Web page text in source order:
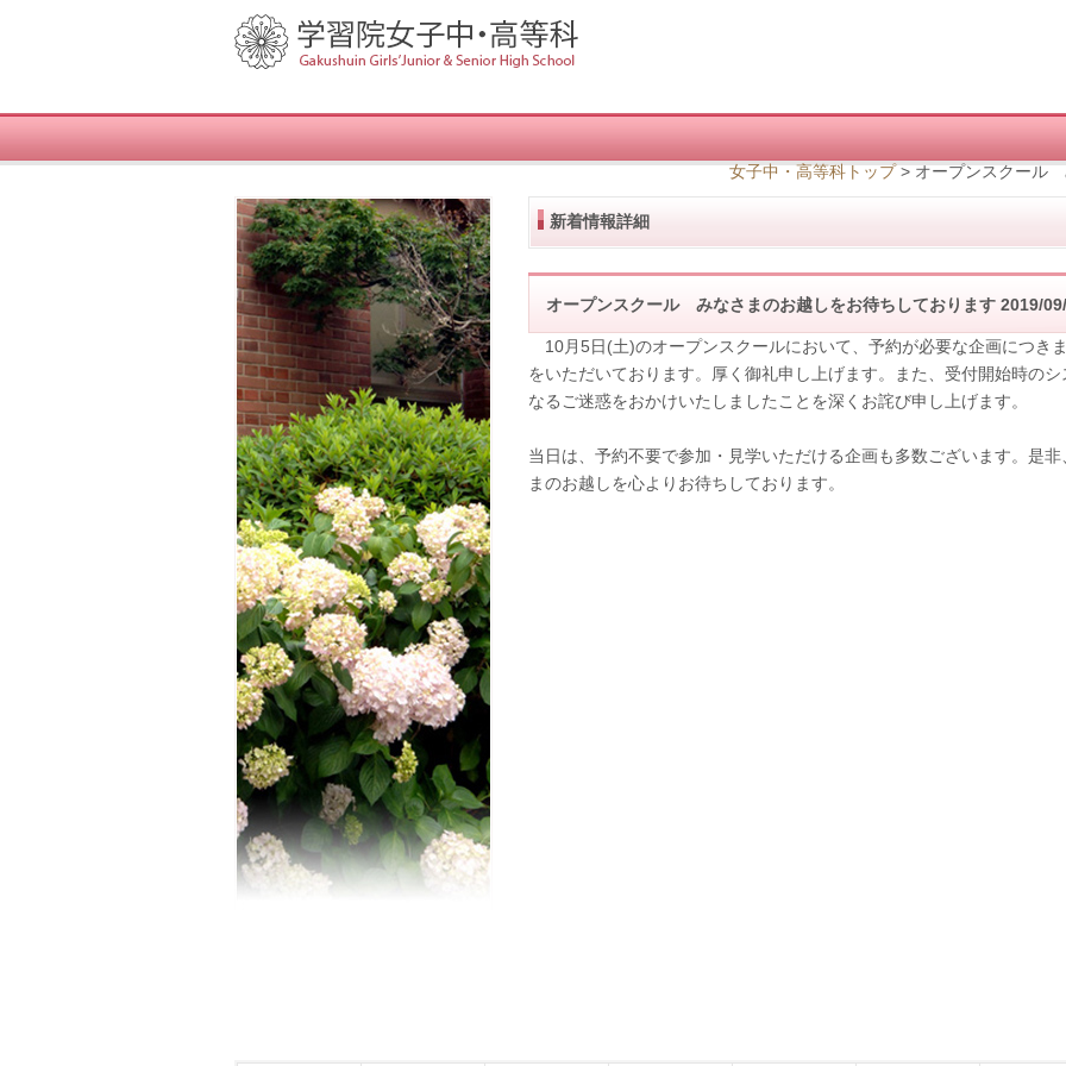
女子中・高等科トップ>オープンスクール
新着情報詳細
オープンスクール みなさまのお越しをお待ちしております 2019/
10月5日(土)のオープンスクールにおいて、予約が必要な企画につき
をいただいております。厚く御礼申し上げます。また、受付開始時の
なるご迷惑をおかけいたしましたことを深くお詫び申し上げます。
当日は、予約不要で参加・見学いただける企画も多数ございます。是
まのお越しを心よりお待ちしております。